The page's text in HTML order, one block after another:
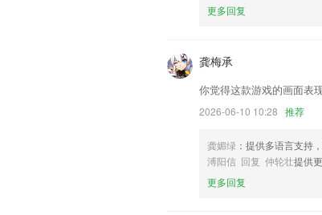
联系我们更多回复
龚梅承
你觉得这款游戏的画面表
2026-06-10 10:28 推荐
龚媚绿 ：提供多语言支持
溥阳信 回复 仲轮壮提供
更多回复